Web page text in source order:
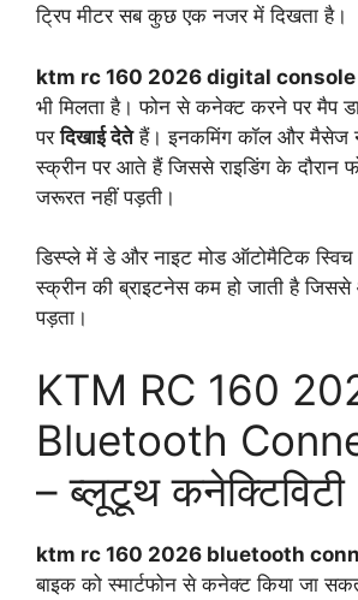
ट्रिप मीटर सब कुछ एक नजर में दिखता है।
ktm rc 160 2026 digital console
भी मिलता है। फोन से कनेक्ट करने पर मैप
परदिखाई देतेहैं। इनकमिंग कॉल और मैसेज
स्क्रीन पर आते हैं जिससे राइडिंग के दौरान
जरूरत नहीं पड़ती।
डिस्प्ले में डे और नाइट मोड ऑटोमैटिक स्विच
स्क्रीन की ब्राइटनेस कम हो जाती है जिससे
पड़ता।
KTM RC 160
Bluetooth
– ब्लूटूथ कनेक्टिविटी
ktm rc 160 2026 bluetooth
बाइक को स्मार्टफोन से कनेक्ट किया जा